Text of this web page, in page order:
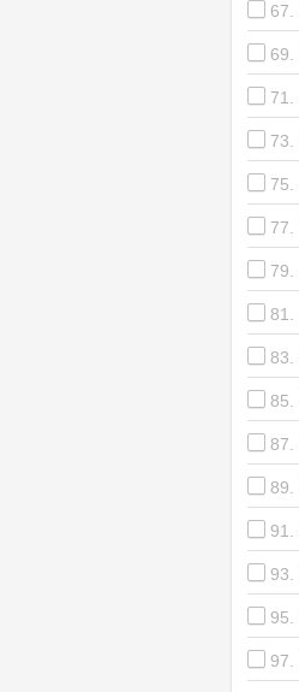
67.
69.
71.
73.
75.
77.
79.
81.
83.
85.
87.
89.
91.
93.
95.
97.